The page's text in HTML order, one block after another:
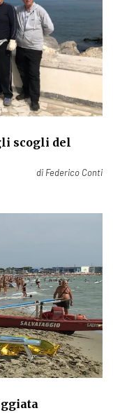
scogli del
di Federico Conti